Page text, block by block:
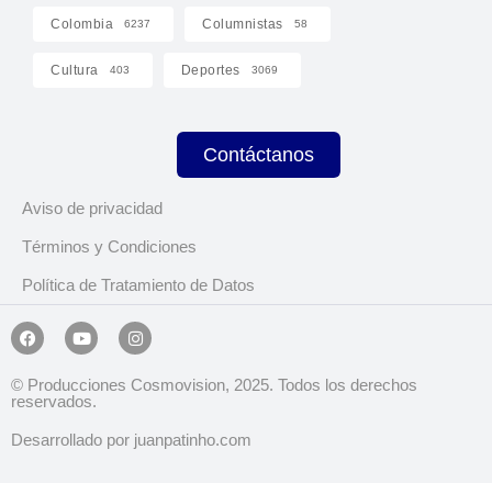
Colombia 6237 Columnistas 58
Cultura 403 Deportes 3069
Contáctanos
Aviso de privacidad
Términos y Condiciones
Política de Tratamiento de Datos
© Producciones Cosmovision, 2025. Todos los derechos
reservados.
Desarrollado por juanpatinho.com